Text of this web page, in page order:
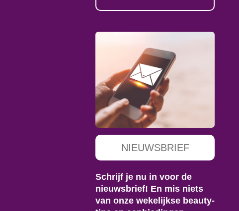
NIEUWSBRIEF
Schrijf je nu in voor de
nieuwsbrief! En mis niets
van onze wekelijkse beauty-